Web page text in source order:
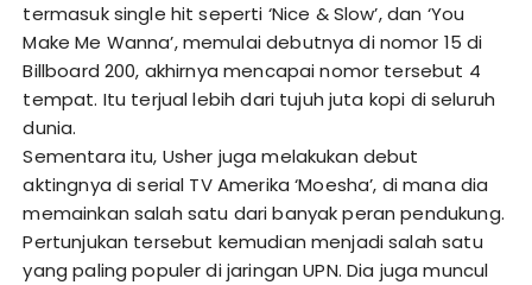
termasuk single hit seperti ‘Nice & Slow’, dan ‘You
Make Me Wanna’, memulai debutnya di nomor 15 di
Billboard 200, akhirnya mencapai nomor tersebut 4
tempat. Itu terjual lebih dari tujuh juta kopi di seluruh
dunia.
Sementara itu, Usher juga melakukan debut
aktingnya di serial TV Amerika ‘Moesha’, di mana dia
memainkan salah satu dari banyak peran pendukung.
Pertunjukan tersebut kemudian menjadi salah satu
yang paling populer di jaringan UPN. Dia juga muncul